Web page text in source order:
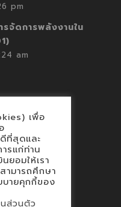
pm
รจัดการพลังงานใน
am
เพื่อ
ที่สุดและ
รแก่ท่าน
ยอมให้เรา
ามารถศึกษา
บายคุกกี้ของ
ส่วนตัว